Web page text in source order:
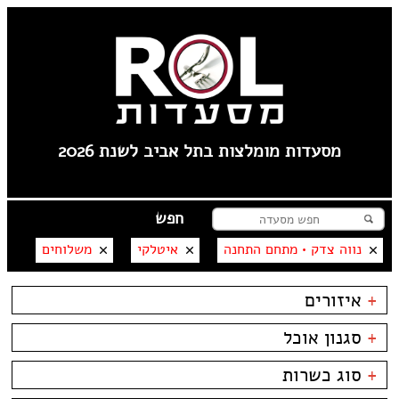
מסעדות מומלצות בתל אביב לשנת 2026
נווה צדק • מתחם התחנה איטלקי משלוחים
+ איזורים
תל אביב
פלורנטין
----
טיילת תל אביב
+ סגנון אוכל
בשרים
דגים
ביסטרו
+ סוג כשרות